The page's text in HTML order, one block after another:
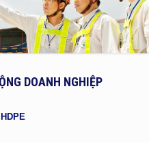
DOANH NGHIỆP